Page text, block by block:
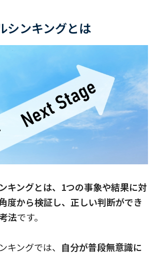
シンキングとは
キングとは、1つの事象や結果に対
度から検証し、正しい判断ができ
法です。
キングでは、 自分が普段無意識に